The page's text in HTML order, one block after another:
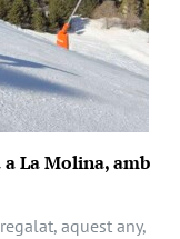
La Molina, amb
aquest any,